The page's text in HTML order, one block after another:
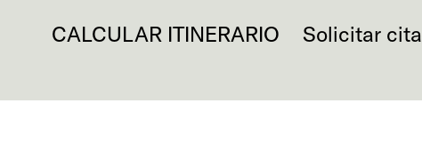
CALCULAR ITINERARIO Solicitar cita